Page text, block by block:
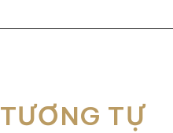
TƯƠNG TỰ